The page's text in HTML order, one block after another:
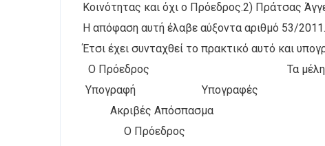
Κοινότητας και όχι ο Πρόεδρος.2) Πράτσας
Η απόφαση αυτή έλαβε αύξοντα αριθμό 53/2011.
Έτσι έχει συνταχθεί το πρακτικό αυτό και
Ο Πρόεδρος Τα μέλη
Υπογραφή Υπογραφές
Ακριβές Απόσπασμα
Ο Πρόεδρος